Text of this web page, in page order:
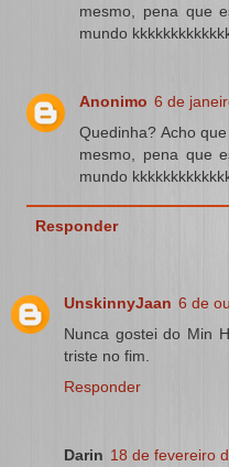
mesmo, pena que
mundo
Anonimo 6 de
Quedinha? Acho
mesmo, pena que
mundo
Responder
UnskinnyJaan 6 de
Nunca gostei do Min
triste no fim.
Responder
Darin 18 de fevereiro